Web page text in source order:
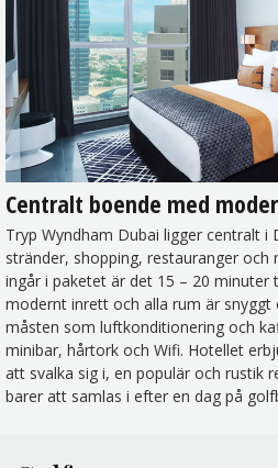
Centralt boende med
Tryp Wyndham Dubai ligger centralt i
stränder, shopping, restauranger
ingår i paketet är det 15 – 20 minuter
modernt inrett och alla rum är snyggt
måsten som luftkonditionering och
minibar, hårtork och Wifi. Hotellet
att svalka sig i, en populär och rustik
barer att samlas i efter en dag på